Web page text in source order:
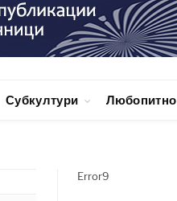
Субкултури Любопитно
Error9